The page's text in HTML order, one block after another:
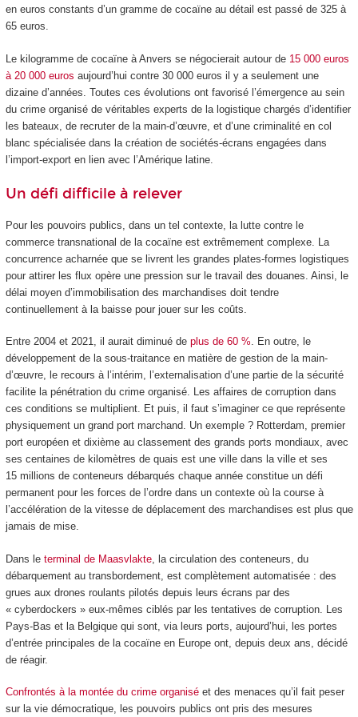
en euros constants d’un gramme de cocaïne au détail est passé de 325 à
65 euros.
Le kilogramme de cocaïne à Anvers se négocierait autour de 15 000 euros
à 20 000 euros aujourd’hui contre 30 000 euros il y a seulement une
dizaine d’années. Toutes ces évolutions ont favorisé l’émergence au sein
du crime organisé de véritables experts de la logistique chargés d’identifier
les bateaux, de recruter de la main-d’œuvre, et d’une criminalité en col
blanc spécialisée dans la création de sociétés-écrans engagées dans
l’import-export en lien avec l’Amérique latine.
Un défi difficile à relever
Pour les pouvoirs publics, dans un tel contexte, la lutte contre le
commerce transnational de la cocaïne est extrêmement complexe. La
concurrence acharnée que se livrent les grandes plates-formes logistiques
pour attirer les flux opère une pression sur le travail des douanes. Ainsi, le
délai moyen d’immobilisation des marchandises doit tendre
continuellement à la baisse pour jouer sur les coûts.
Entre 2004 et 2021, il aurait diminué de plus de 60 %. En outre, le
développement de la sous-traitance en matière de gestion de la main-
d’œuvre, le recours à l’intérim, l’externalisation d’une partie de la sécurité
facilite la pénétration du crime organisé. Les affaires de corruption dans
ces conditions se multiplient. Et puis, il faut s’imaginer ce que représente
physiquement un grand port marchand. Un exemple ? Rotterdam, premier
port européen et dixième au classement des grands ports mondiaux, avec
ses centaines de kilomètres de quais est une ville dans la ville et ses
15 millions de conteneurs débarqués chaque année constitue un défi
permanent pour les forces de l’ordre dans un contexte où la course à
l’accélération de la vitesse de déplacement des marchandises est plus que
jamais de mise.
Dans le terminal de Maasvlakte, la circulation des conteneurs, du
débarquement au transbordement, est complètement automatisée : des
grues aux drones roulants pilotés depuis leurs écrans par des
« cyberdockers » eux-mêmes ciblés par les tentatives de corruption. Les
Pays-Bas et la Belgique qui sont, via leurs ports, aujourd’hui, les portes
d’entrée principales de la cocaïne en Europe ont, depuis deux ans, décidé
de réagir.
Confrontés à la montée du crime organiséet des menaces qu’il fait peser
sur la vie démocratique, les pouvoirs publics ont pris des mesures